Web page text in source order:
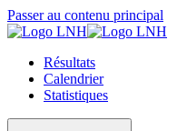
Passer au contenu principal
Résultats
Calendrier
Statistiques